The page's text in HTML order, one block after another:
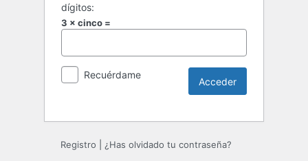
dígitos:
3 × cinco =
Recuérdame
Registro ¿Has olvidado tu contraseña?